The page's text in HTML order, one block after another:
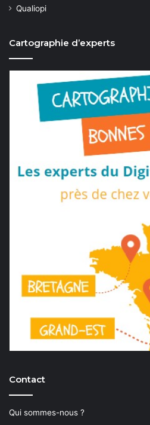
Qualiopi
Cartographie d’experts
Contact
Qui sommes-nous ?